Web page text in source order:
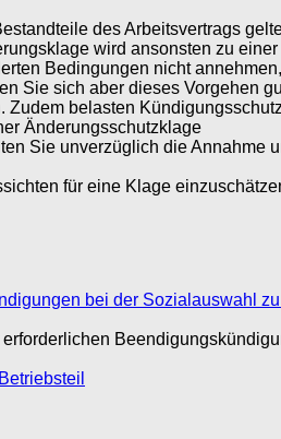
des Arbeitsvertrags
wird ansonsten zu
Bedingungen nicht
Sie sich aber dieses Vorgehen
belasten
Änderungsschutzklage
Sie unverzüglich die
für eine Klage
bei der Sozialauswahl